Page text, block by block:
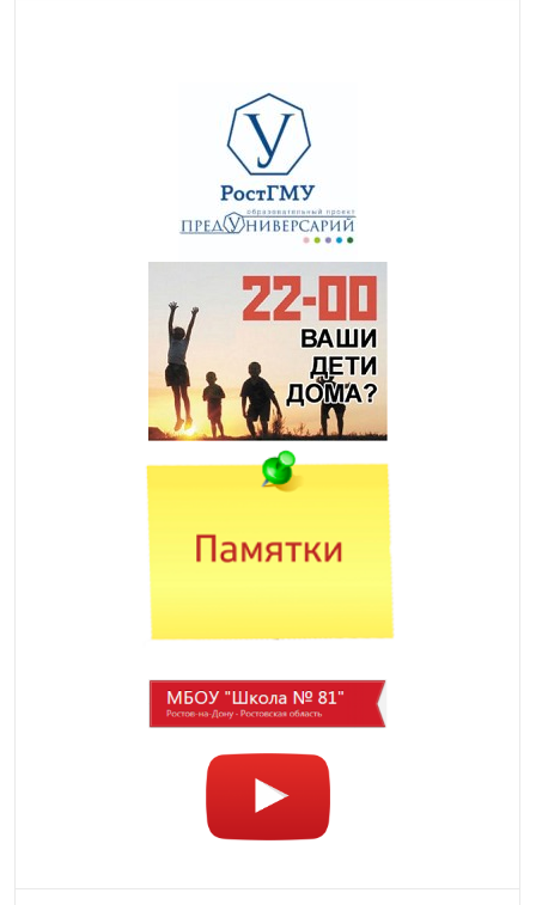
НАПРАВЛЯЮЩАЯ
КРУПНЫЕ ОБЛАСТИ
ОСТАНОВИТЬ
АНИМАЦИЮ
ФОКУС